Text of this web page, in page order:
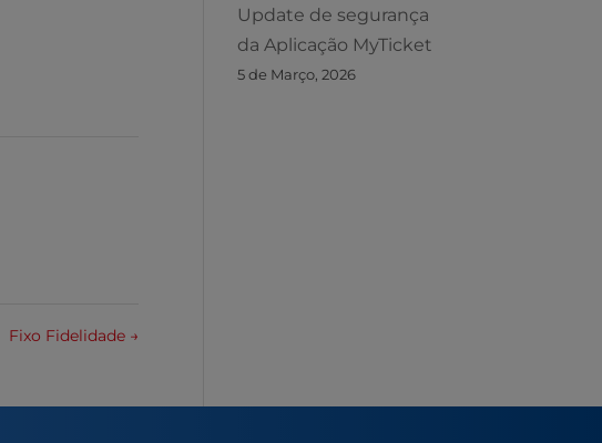
Fixo Fidelidade →
Update de segurança
da Aplicação MyTicket
5 de Março, 2026